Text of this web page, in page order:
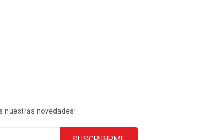
nuestras novedades!